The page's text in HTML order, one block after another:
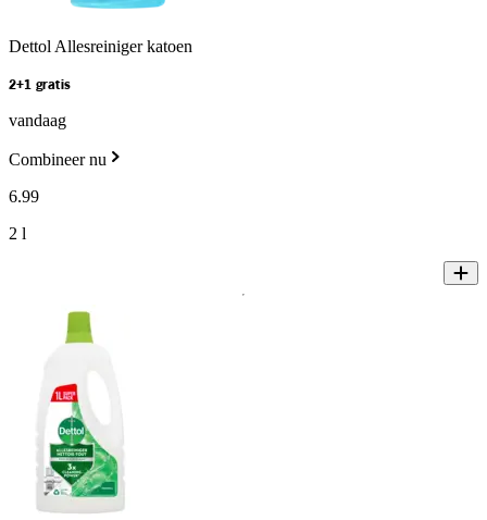
Dettol Allesreiniger katoen
2+1 gratis
vandaag
Combineer nu
6.99
2 l